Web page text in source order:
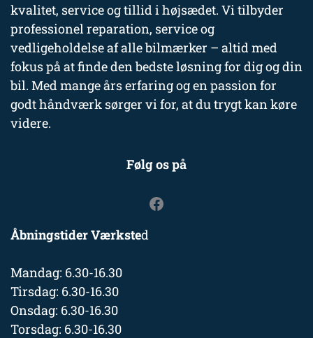
kvalitet, service og tillid i højsædet. Vi tilbyder
professionel reparation, service og
vedligeholdelse af alle bilmærker – altid med
fokus på at finde den bedste løsning for dig og din
bil. Med mange års erfaring og en passion for
godt håndværk sørger vi for, at du trygt kan køre
videre.
Følg os på
Åbningstider Værksted
Mandag: 6.30-16.30
Tirsdag: 6.30-16.30
Onsdag: 6.30-16.30
Torsdag: 6.30-16.30